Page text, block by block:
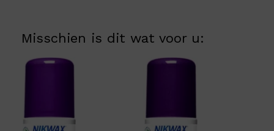
Misschien is dit wat voor u: